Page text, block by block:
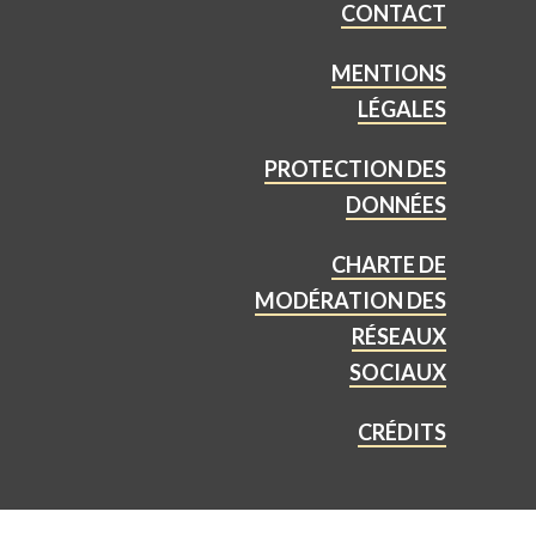
CONTACT
MENTIONS
LÉGALES
PROTECTION DES
DONNÉES
CHARTE DE
MODÉRATION DES
RÉSEAUX
SOCIAUX
CRÉDITS